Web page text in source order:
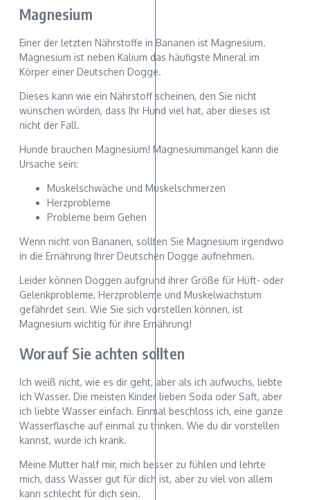
Magnesium
Einer der letzten Nährstoffe in Bananen ist Magnesium.
Magnesium ist neben Kalium das häufigste Mineral im
Körper einer Deutschen Dogge.
Dieses kann wie ein Nährstoff scheinen, den Sie nicht
wünschen würden, dass Ihr Hund viel hat, aber dieses ist
nicht der Fall.
Hunde brauchen Magnesium! Magnesiummangel kann die
Ursache sein:
Muskelschwäche und Muskelschmerzen
Herzprobleme
Probleme beim Gehen
Wenn nicht von Bananen, sollten Sie Magnesium irgendwo
in die Ernährung Ihrer Deutschen Dogge aufnehmen.
Leider können Doggen aufgrund ihrer Größe für Hüft- oder
Gelenkprobleme, Herzprobleme und Muskelwachstum
gefährdet sein. Wie Sie sich vorstellen können, ist
Magnesium wichtig für ihre Ernährung!
Worauf Sie achten sollten
Ich weiß nicht, wie es dir geht, aber als ich aufwuchs, liebte
ich Wasser. Die meisten Kinder lieben Soda oder Saft, aber
ich liebte Wasser einfach. Einmal beschloss ich, eine ganze
Wasserflasche auf einmal zu trinken. Wie du dir vorstellen
kannst, wurde ich krank.
Meine Mutter half mir, mich besser zu fühlen und lehrte
mich, dass Wasser gut für dich ist, aber zu viel von allem
kann schlecht für dich sein.